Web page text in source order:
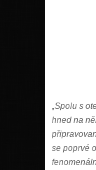
„Spolu s
hned na
se poprvé